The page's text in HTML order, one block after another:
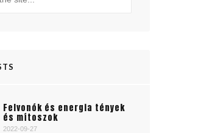
Felvonók és energia tények
és mítoszok
2022-09-27